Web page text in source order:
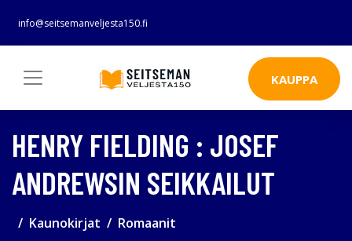
info@seitsemanveljesta150.fi
KAUPPA
HENRY FIELDING : JOSEF
ANDREWSIN SEIKKAILUT
Kaunokirjat Romaanit